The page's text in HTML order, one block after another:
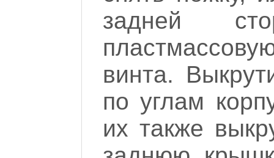
задней
винта.
по углам
их также